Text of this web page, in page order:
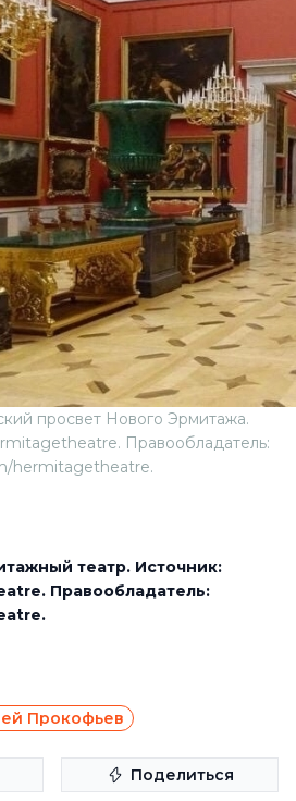
просвет Нового Эрмитажа.
Правообладатель:
hermitagetheatre.
театр. Источник:
Правообладатель:
Прокофьев
Поделиться